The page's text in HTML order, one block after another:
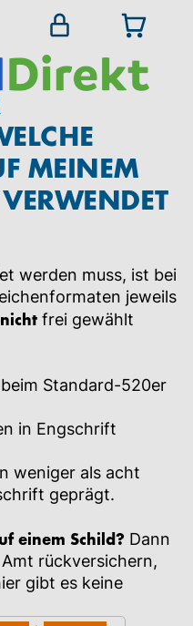
MEINEM
werden muss, ist bei
jeweils
nicht frei gewählt
Standard-520er
in Engschrift
weniger als acht
geprägt.
einem Schild? Dann
rückversichern,
gibt es keine